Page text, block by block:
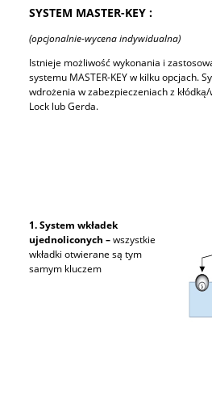
SYSTEM MASTER-KEY :
(opcjonalnie-wycena indywidualna)
Istnieje możliwość wykonania i
systemu MASTER-KEY w kilku opcjach.
wdrożenia w zabezpieczeniach z kłódką/
Lock lub Gerda.
1. System wkładek
ujednoliconych –wszystkie
wkładki otwierane są tym
samym kluczem